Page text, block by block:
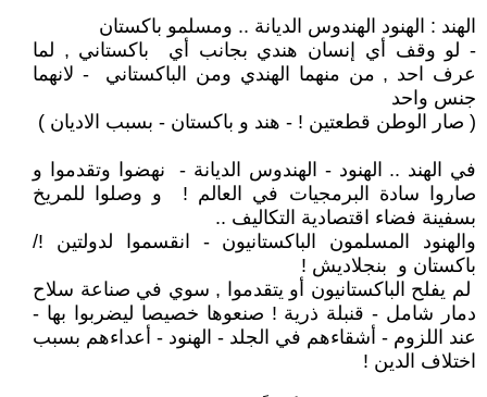
الهند : الهنود الهندوس الديانة .. ومسلمو باكستان
- لو وقف أي إنسان هندي بجانب أي باكستاني , لما
عرف احد , من منهما الهندي ومن الباكستاني - لانهما
جنس واحد
( صار الوطن قطعتين ! - هند و باكستان - بسبب الاديان )
في الهند .. الهنود - الهندوس الديانة - نهضوا وتقدموا و
صاروا سادة البرمجيات في العالم ! و وصلوا للمريخ
بسفينة فضاء اقتصادية التكاليف ..
والهنود المسلمون الباكستانيون - انقسموا لدولتين !/
باكستان و بنجلاديش !
لم يفلح الباكستانيون أو يتقدموا , سوي في صناعة سلاح
دمار شامل - قنبلة ذرية ! صنعوها خصيصا ليضربوا بها -
عند اللزوم - أشقاءهم في الجلد - الهنود - أعداءهم بسبب
اختلاف الدين !